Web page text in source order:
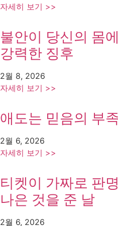
자세히 보기 >>
불안이 당신의 몸
강력한 징후
2월 8, 2026
자세히 보기 >>
애도는 믿음의 부
2월 6, 2026
자세히 보기 >>
티켓이 가짜로 판
나은 것을 준 날
2월 6, 2026